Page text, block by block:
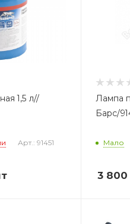
1,5 л//
Арт.: 91451
Лампа
Барс/
Мало
3 800